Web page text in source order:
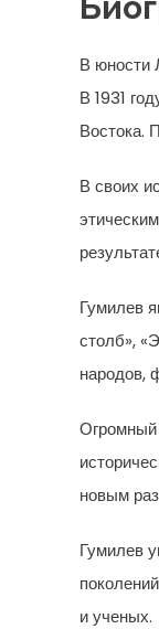
В юности
В 1931
Востока.
В своих
Гумилев
столб»,
народов,
Огромный
новым
Гумилев
и ученых.